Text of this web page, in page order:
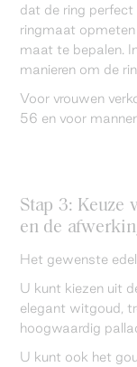
dat de ring
ringmaat
maat te bepalen.
manieren om de
Voor vrouwen
56 en voor
Stap 3: Keuze
en de
Het gewenste
U kunt kiezen uit
elegant witgoud,
hoogwaardig
U kunt ook het